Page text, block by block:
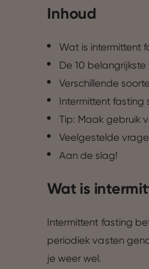
Inhoud
Wat is intermittent
De 10
Verschillende
Intermittent fasting
Tip: Maak gebruik
Veelgestelde
Aan de slag!
Wat is
Intermittent fasting
periodiek vasten
je weer wel.